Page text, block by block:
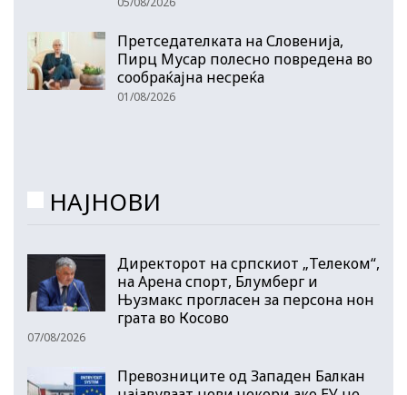
Претседателката на Словенија,
Пирц Мусар полесно повредена во
сообраќајна несреќа
01/08/2026
НАЈНОВИ
Директорот на српскиот „Телеком“,
на Арена спорт, Блумберг и
Њузмакс прогласен за персона нон
грата во Косово
07/08/2026
Превозниците од Западен Балкан